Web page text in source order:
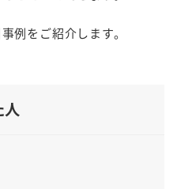
例をご紹介します。
人